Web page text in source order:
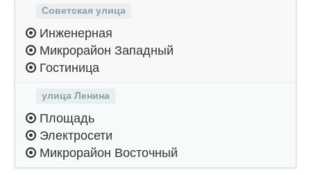
Советская улица
Инженерная
Микрорайон Западный
Гостиница
улица Ленина
Площадь
Электросети
Микрорайон Восточный